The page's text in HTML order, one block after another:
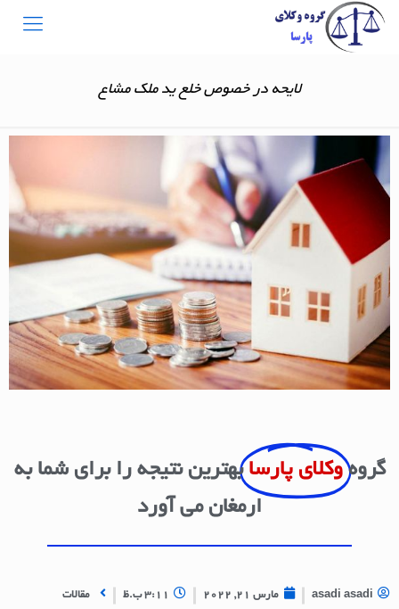
لایحه در خصوص خلع ید ملک مشاع
گروه وکلای پارسا بهترین نتیجه را برای شما به
ارمغان می آورد
asadi asadi مارس 21, 2022 3:11 ب.ظ مقالات